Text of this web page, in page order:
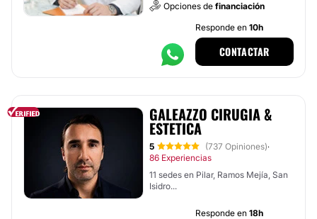
Opciones de financiación
Responde en 10h
CONTACTAR
GALEAZZO CIRUGIA &
ESTETICA
5 (737 Opiniones)·
86 Experiencias
11 sedes en Pilar, Ramos Mejía, San
Isidro...
Responde en 18h